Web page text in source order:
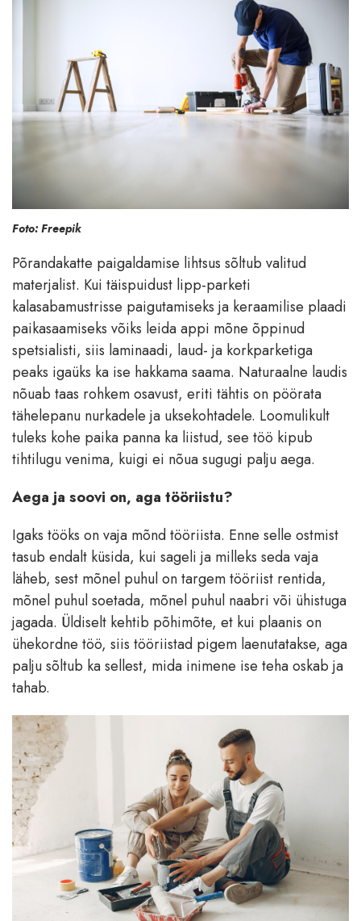
Foto: Freepik
Põrandakatte paigaldamise lihtsus sõltub valitud
materjalist. Kui täispuidust lipp-parketi
kalasabamustrisse paigutamiseks ja keraamilise plaadi
paikasaamiseks võiks leida appi mõne õppinud
spetsialisti, siis laminaadi, laud- ja korkparketiga
peaks igaüks ka ise hakkama saama. Naturaalne laudis
nõuab taas rohkem osavust, eriti tähtis on pöörata
tähelepanu nurkadele ja uksekohtadele. Loomulikult
tuleks kohe paika panna ka liistud, see töö kipub
tihtilugu venima, kuigi ei nõua sugugi palju aega.
Aega ja soovi on, aga tööriistu?
Igaks tööks on vaja mõnd tööriista. Enne selle ostmist
tasub endalt küsida, kui sageli ja milleks seda vaja
läheb, sest mõnel puhul on targem tööriist rentida,
mõnel puhul soetada, mõnel puhul naabri või ühistuga
jagada. Üldiselt kehtib põhimõte, et kui plaanis on
ühekordne töö, siis tööriistad pigem laenutatakse, aga
palju sõltub ka sellest, mida inimene ise teha oskab ja
tahab.